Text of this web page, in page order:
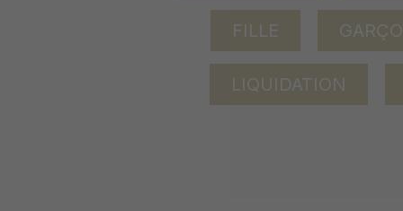
FILLE
LIQUIDATION